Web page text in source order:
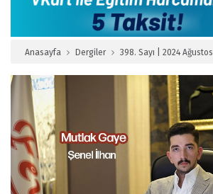
Anasayfa Dergiler 398. Sayı | 2024 Ağustos